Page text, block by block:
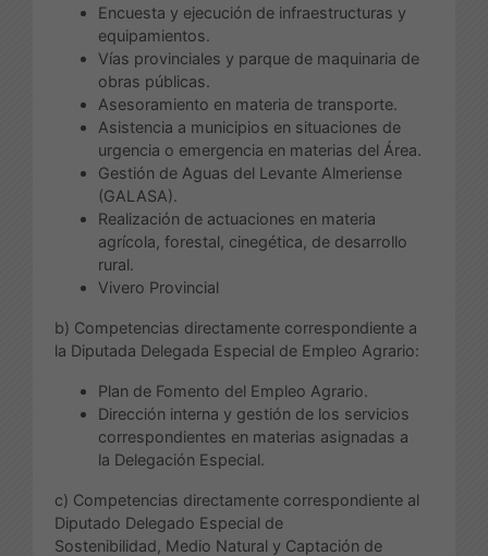
Encuesta y ejecución de infraestructuras y
equipamientos.
Vías provinciales y parque de maquinaria de
obras públicas.
Asesoramiento en materia de transporte.
Asistencia a municipios en situaciones de
urgencia o emergencia en materias del Área.
Gestión de Aguas del Levante Almeriense
(GALASA).
Realización de actuaciones en materia
agrícola, forestal, cinegética, de desarrollo
rural.
Vivero Provincial
b) Competencias directamente correspondiente a
la Diputada Delegada Especial de Empleo Agrario:
Plan de Fomento del Empleo Agrario.
Dirección interna y gestión de los servicios
correspondientes en materias asignadas a
la Delegación Especial.
c) Competencias directamente correspondiente al
Diputado Delegado Especial de
Sostenibilidad, Medio Natural y Captación de